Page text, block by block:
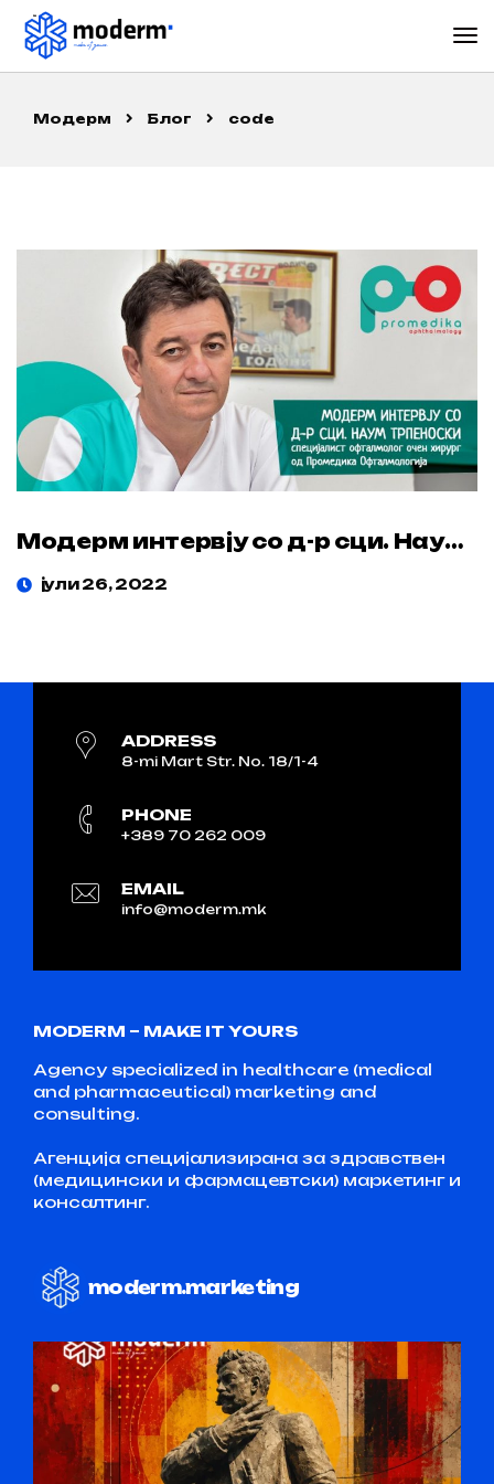
Модерм Блог code
Модерм интервју со д-р сци. Наум Трпеноски
јули 26, 2022
ADDRESS
8-mi Mart Str. No. 18/1-4
PHONE
+389 70 262 009
EMAIL
info@moderm.mk
MODERM – MAKE IT YOURS
Agency specialized in healthcare (medical
and pharmaceutical) marketing and
consulting.
Агенција специјализирана за здравствен
(медицински и фармацевтски) маркетинг и
консалтинг.
moderm.marketing